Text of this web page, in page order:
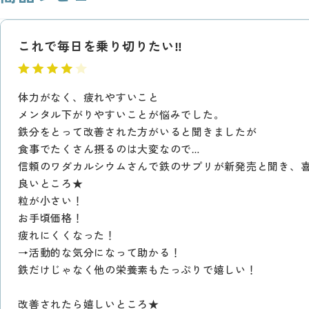
これで毎日を乗り切りたい‼︎
体力がなく、疲れやすいこと
メンタル下がりやすいことが悩みでした。
鉄分をとって改善された方がいると聞きましたが
食事でたくさん摂るのは大変なので…
信頼のワダカルシウムさんで鉄のサプリが新発売と聞き、
良いところ★
粒が小さい！
お手頃価格！
疲れにくくなった！
→活動的な気分になって助かる！
鉄だけじゃなく他の栄養素もたっぷりで嬉しい！
改善されたら嬉しいところ★